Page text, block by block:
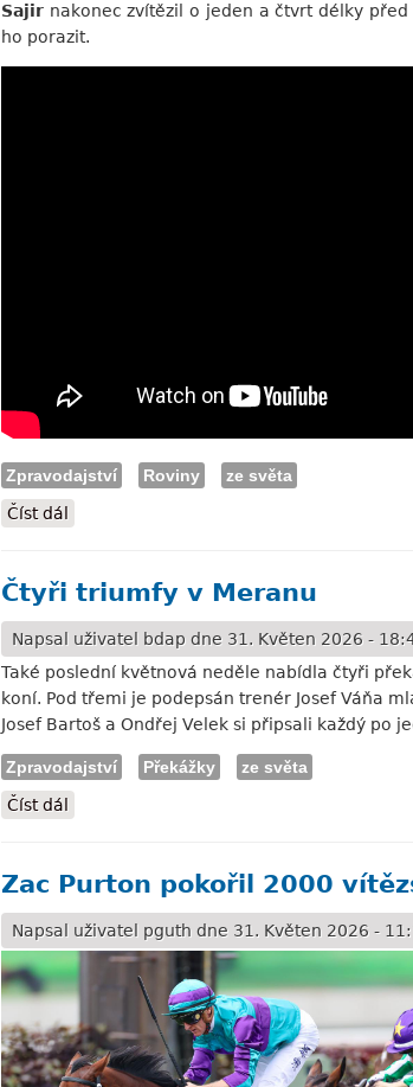
Sajir nakonec zvítězil o jeden a čtvrt délky před
ho porazit.
Zpravodajství Roviny
ze světa
Číst dál
Čtyři triumfy v Meranu
Napsal uživatel bdap dne 31. Květen 2026 -
Také poslední květnová neděle nabídla čtyři
koní. Pod třemi je podepsán trenér Josef Váňa
Josef Bartoš a Ondřej Velek si připsali každý po
Zpravodajství Překážky
ze světa
Číst dál
Zac Purton pokořil 2000
Napsal uživatel pguth dne 31. Květen 2026 -